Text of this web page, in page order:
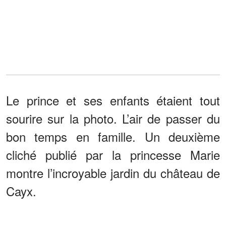
Le prince et ses enfants étaient tout
sourire sur la photo. L’air de passer du
bon temps en famille. Un deuxième
cliché publié par la princesse Marie
montre l’incroyable jardin du château de
Cayx.